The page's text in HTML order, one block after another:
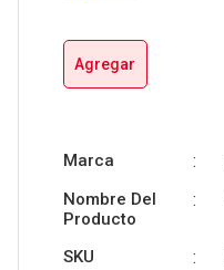
Agregar
Marca :
Nombre Del
Producto
:
SKU :